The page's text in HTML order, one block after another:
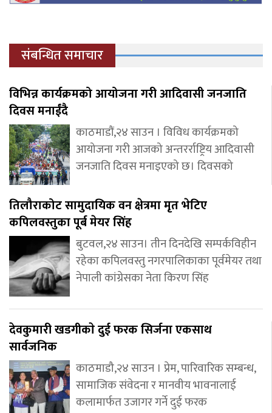
संबन्धित समाचार
विभिन्न कार्यक्रमको आयोजना गरी आदिवासी जनजाति
दिवस मनाईंदै
काठमाडौं,२४ साउन । विविध कार्यक्रमको
आयोजना गरी आजको अन्तरर्राष्ट्रिय आदिवासी
जनजाति दिवस मनाइएको छ। दिवसको
तिलौराकोट सामुदायिक वन क्षेत्रमा मृत भेटिए
कपिलवस्तुका पूर्ब मेयर सिंह
बुटवल,२४ साउन। तीन दिनदेखि सम्पर्कविहीन
रहेका कपिलवस्तु नगरपालिकाका पूर्वमेयर तथा
नेपाली कांग्रेसका नेता किरण सिंह
देवकुमारी खडगीकाे दुई फरक सिर्जना एकसाथ
सार्वजनिक
काठमाडौ,२४ साउन । प्रेम, पारिवारिक सम्बन्ध,
सामाजिक संवेदना र मानवीय भावनालाई
कलामार्फत उजागर गर्ने दुई फरक